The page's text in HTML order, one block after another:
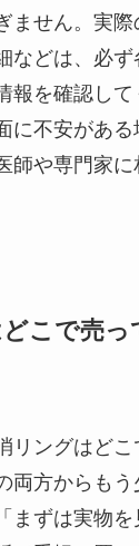
ません。実
などは、必ず
報を確認して
に不安があ
師や専門家に
こで売っ
リングはど
両方からも
まずは実物を